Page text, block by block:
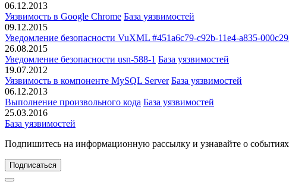
06.12.2013
Уязвимость в Google Chrome База уязвимостей
09.12.2015
Уведомление безопасности VuXML #451a6c79-c92b-11e4-a835-
26.08.2015
Уведомление безопасности usn-588-1 База уязвимостей
19.07.2012
Уязвимость в компоненте MySQL Server База уязвимостей
06.12.2013
Выполнение произвольного кода База уязвимостей
25.03.2016
База уязвимостей
Подпишитесь на информационную рассылку и узнавайте о
Подписаться